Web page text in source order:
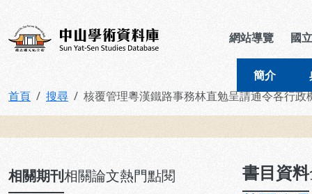
中山學術資料庫 網站導覽 國
簡介
首頁 搜尋 核覆管理粵漢鐵路事務林直勉呈請通令各行政
相關期刊相關論文熱門點閱 書目資料